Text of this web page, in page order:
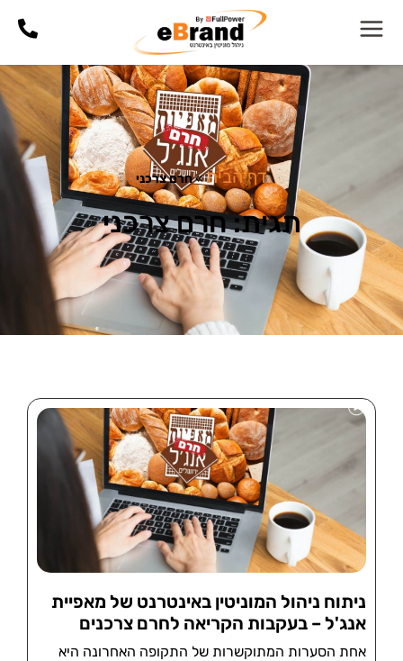
דף הבית»חרם צרכני
תגית: חרם צרכני
ניתוח ניהול המוניטין באינטרנט של מאפיית
אנג'ל – בעקבות הקריאה לחרם צרכנים
אחת הסערות המתוקשרות של התקופה האחרונה היא